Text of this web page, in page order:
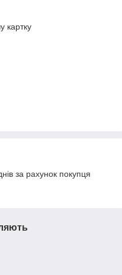
картку
за рахунок покупця